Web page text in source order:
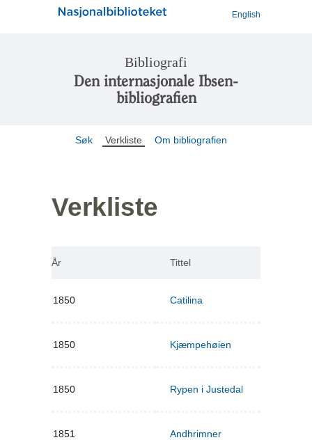
English
Bibliografi
Den internasjonale Ibsen-
bibliografien
Søk Verkliste Om bibliografien
Verkliste
År Tittel
1850 Catilina
1850 Kjæmpehøien
1850 Rypen i Justedal
1851 Andhrimner